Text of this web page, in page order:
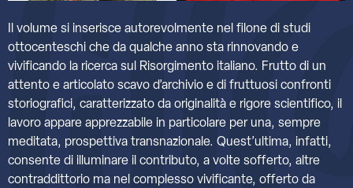
Il volume si inserisce autorevolmente nel filone di studi
ottocenteschi che da qualche anno sta rinnovando e
vivificando la ricerca sul Risorgimento italiano. Frutto di un
attento e articolato scavo d’archivio e di fruttuosi confronti
storiografici, caratterizzato da originalità e rigore scientifico, il
lavoro appare apprezzabile in particolare per una, sempre
meditata, prospettiva transnazionale. Quest’ultima, infatti,
consente di illuminare il contributo, a volte sofferto, altre
contraddittorio ma nel complesso vivificante, offerto da